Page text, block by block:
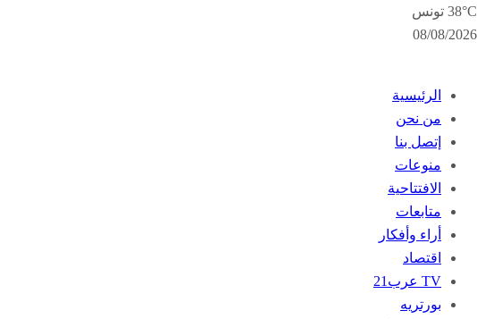
38°C تونس
08/08/2026
الرئيسية
من نحن
إتصل بنا
منوعات
الافتتاحية
متابعات
أراء وأفكار
اقتصاد
TV عرب21
بورتريه